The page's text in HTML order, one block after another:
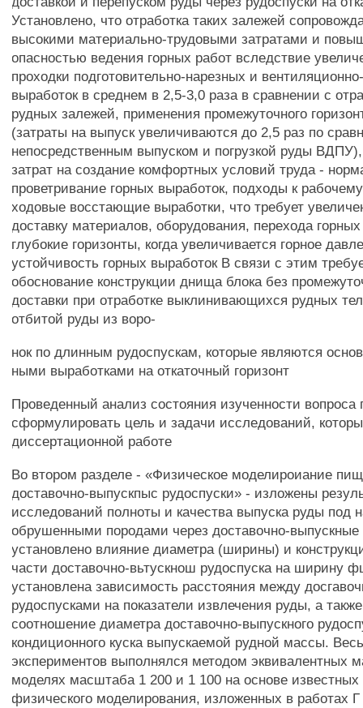
Установлено, что отработка таких залежей
высокими материально-трудовыми затратами и
опасностью ведения горных работ вследствие
проходки подготовительно-нарезных и
выработок в среднем в 2,5-3,0 раза в сравнении с
рудных залежей, применения промежуточного
(затраты на выпуск увеличиваются до 2,5 раз по
непосредственным выпуском и погрузкой руды
затрат на создание комфортных условий труда -
проветривание горных выработок, подходы к
ходовые восстающие выработки, что требует
доставку материалов, оборудования, перехода
глубокие горизонты, когда увеличивается горное
устойчивость горных выработок В связи с этим
обоснование конструкции днища блока без
доставки при отработке выклинивающихся рудных
отбитой руды из воро-
нок по длинным рудоспускам, которые являются
ными выработками на откаточный горизонт
Проведенный анализ состояния изученности вопроса
сформулировать цель и задачи исследований,
диссертационной работе
Во втором разделе - «Физическое моделироиание
доставочно-выпускпыс рудоспуски» - изложены
исследований полноты и качества выпуска руды под
обрушенными породами через доставочно-выпускные
установлено влияние диаметра (ширины) и
части доставочно-вьтускнош рудоспуска на ширину
установлена зависимость расстояния между
рудоспусками на показатели извлечения руды, а
соотношение диаметра доставочно-выпускного
кондиционного куска выпускаемой рудной массы.
экспериментов выполнялся методом эквивалентных
моделях масштаба 1 200 и 1 100 на основе
физического моделирования, изложенных в работах